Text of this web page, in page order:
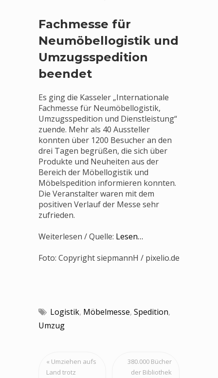
Fachmesse für
Neumöbellogistik und
Umzugsspedition
beendet
Es ging die Kasseler „Internationale
Fachmesse für Neumöbellogistik,
Umzugsspedition und Dienstleistung“
zuende. Mehr als 40 Aussteller
konnten über 1200 Besucher an den
drei Tagen begrüßen, die sich über
Produkte und Neuheiten aus der
Bereich der Möbellogistik und
Möbelspedition informieren konnten.
Die Veranstalter waren mit dem
positiven Verlauf der Messe sehr
zufrieden.
Weiterlesen / Quelle: Lesen…
Foto: Copyright siepmannH / pixelio.de
Logistik, Möbelmesse, Spedition,
Umzug
navigation
« Umziehen aufs
Land trotz
380.000 Bücher
der Bibliothek